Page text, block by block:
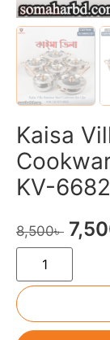
Kaisa
KV-6682
8,500৳